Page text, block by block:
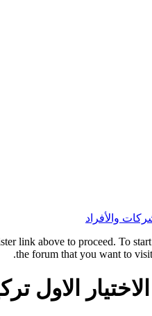
والأفراد
link above to proceed. To
the forum that you want to
الاول